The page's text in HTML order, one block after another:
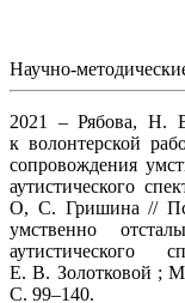
Научно-
2021 – Рябова, Н.
к волонтерской
сопровождения
аутистического
О, С. Гришина //
умственно
Е. В. Золотковой ;
С. 99–140.